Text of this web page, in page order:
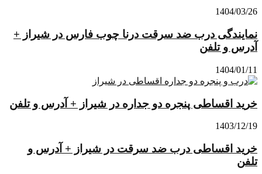
1404/03/26
نمایندگی درب ضد سرقت درنا چوب فارس در شیراز +
آدرس و تلفن
1404/01/11
خرید اقساطی پنجره دو جداره در شیراز + آدرس و تلفن
1403/12/19
خرید اقساطی درب ضد سرقت در شیراز + آدرس و
تلفن